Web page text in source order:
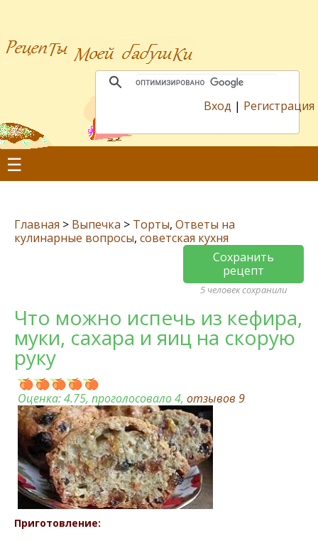
Вход | Регистрация
☰
Главная > Выпечка > Торты, Ответы на
кулинарные вопросы, советская кухня
Сохранить
рецепт
5 человек сохранили
Что можно испечь из кефира,
муки, сахара и яиц на скорую
руку
Оценка:4.75, проголосовало 4, отзывов 9
Приготовление: